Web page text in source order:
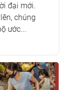
đại mới.
chúng
ước...